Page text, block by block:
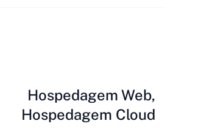
Hospedagem Web,
Hospedagem Cloud